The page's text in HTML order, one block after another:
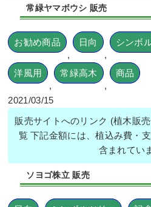
常緑ヤマボウシ 販売
お勧め商品
,
日向
,
シンボ
洋風用
,
常緑高木
,
商品
2021/03/15
販売サイトへのリンク (植木販
覧 下記金額には、植込み費・
含まれてい
ソヨゴ株立 販売